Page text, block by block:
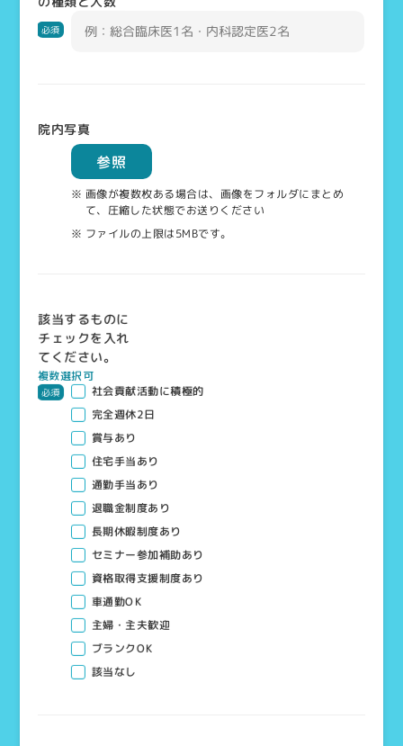
必須
院内写真
参照
※ 画像が複数枚ある場合は、画像をフォルダにまとめ
て、圧縮した状態でお送りください
※ ファイルの上限は5MBです。
該当するものに
チェックを入れ
てください。
複数選択可
必須 社会貢献活動に積極的
完全週休2日
賞与あり
住宅手当あり
通勤手当あり
退職金制度あり
長期休暇制度あり
セミナー参加補助あり
資格取得支援制度あり
車通勤OK
主婦・主夫歓迎
ブランクOK
該当なし